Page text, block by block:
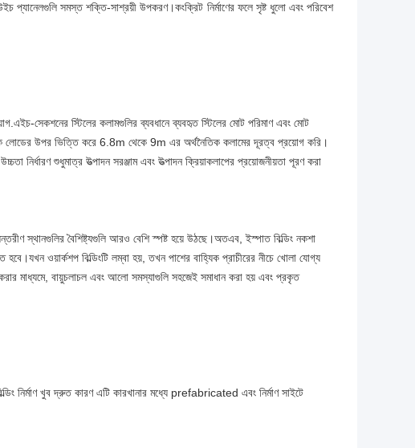
প্যানেলগুলি সমস্ত শক্তি-সাশ্রয়ী উপকরণ।কংক্রিট নির্মাণের ফলে সৃষ্ট ধুলো এবং পরিবেশ
সেকশনের স্টিলের কলামগুলির ব্যবধানে ব্যবহৃত স্টিলের মোট পরিমাণ এবং মোট
লোডের উপর ভিত্তি করে 6.8m থেকে 9m এর অর্থনৈতিক কলামের দূরত্ব প্রয়োগ করি।
নির্ধারণ শুধুমাত্র উত্পাদন সরঞ্জাম এবং উত্পাদন ক্রিয়াকলাপের প্রয়োজনীয়তা পূরণ করা
স্থানগুলির বৈশিষ্ট্যগুলি আরও বেশি স্পষ্ট হয়ে উঠছে।অতএব, ইস্পাত বিল্ডিং নকশা
ওয়ার্কশপ বিল্ডিংটি লম্বা হয়, তখন পাশের বাহ্যিক প্রাচীরের নীচে খোলা যোগ্য
মাধ্যমে, বায়ুচলাচল এবং আলো সমস্যাগুলি সহজেই সমাধান করা হয় এবং প্রকৃত
নির্মাণ খুব দ্রুত কারণ এটি কারখানার মধ্যে prefabricated এবং নির্মাণ সাইটে